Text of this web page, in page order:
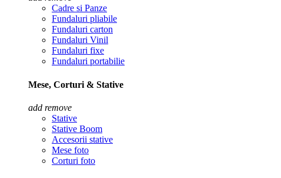
Cadre si Panze
Fundaluri pliabile
Fundaluri carton
Fundaluri Vinil
Fundaluri fixe
Fundaluri portabilie
Mese, Corturi & Stative
add remove
Stative
Stative Boom
Accesorii stative
Mese foto
Corturi foto